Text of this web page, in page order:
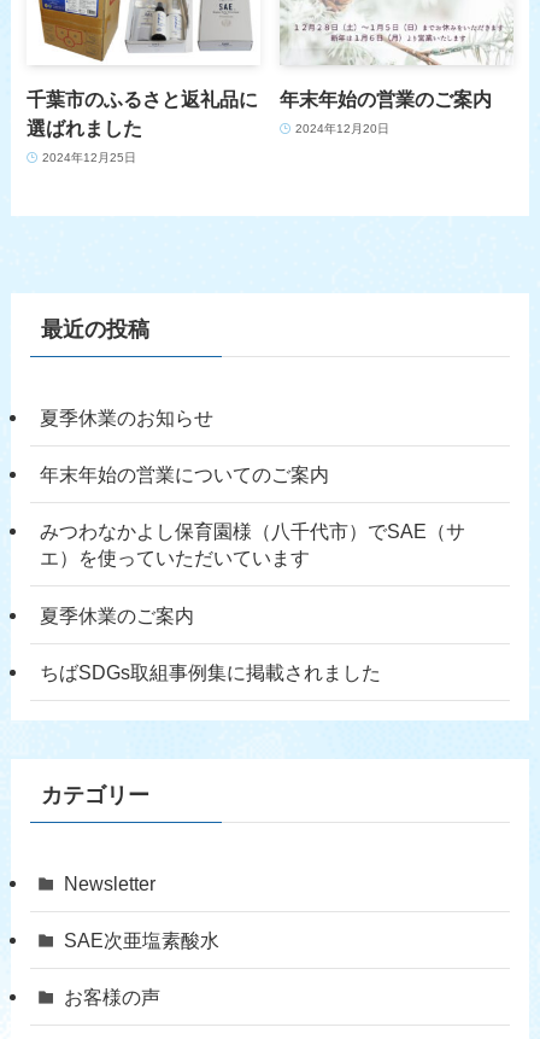
千葉市のふるさと返礼品に
選ばれました
2024年12月25日
年末年始の営業のご案内
2024年12月20日
最近の投稿
夏季休業のお知らせ
年末年始の営業についてのご案内
みつわなかよし保育園様（八千代市）でSAE（サ
エ）を使っていただいています
夏季休業のご案内
ちばSDGs取組事例集に掲載されました
カテゴリー
Newsletter
SAE次亜塩素酸水
お客様の声